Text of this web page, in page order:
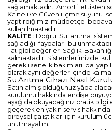
sağlamaktadır. Amorti ettikten
Kaliteli ve Güvenli içme suyunu
yaptırdığımız müddetçe
kullanılmaktadır.
KALİTE : Doğru Su arıtma
sağladığı faydalar
Tat gibi değerler Sağlık
kalmaktadır. Sistemlerimizde
gerekli senelik bakımları da
olarak aynı değerler içinde
Su Arıtma Cihazı Nasıl
Satın almış olduğunuz yâda
kurulumu hakkında endişe
aşağıda okuyacağınız pratik
geçerek en yakın servis
bireysel çalıştıkları için kurulum
unutmayalım.